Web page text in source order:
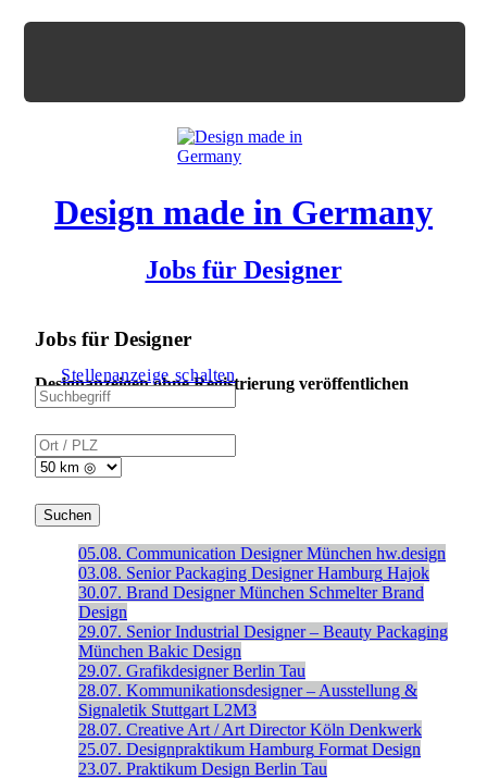
Design made in Germany
Jobs für Designer
Jobs für Designer
Designanzeigen ohne Registrierung veröffentlichen
Stellenanzeige schalten
05.08. Communication Designer München hw.design
03.08. Senior Packaging Designer Hamburg Hajok
30.07. Brand Designer München Schmelter Brand
Design
29.07. Senior Industrial Designer – Beauty Packaging
München Bakic Design
29.07. Grafikdesigner Berlin Tau
28.07. Kommunikationsdesigner – Ausstellung &
Signaletik Stuttgart L2M3
28.07. Creative Art / Art Director Köln Denkwerk
25.07. Designpraktikum Hamburg Format Design
23.07. Praktikum Design Berlin Tau